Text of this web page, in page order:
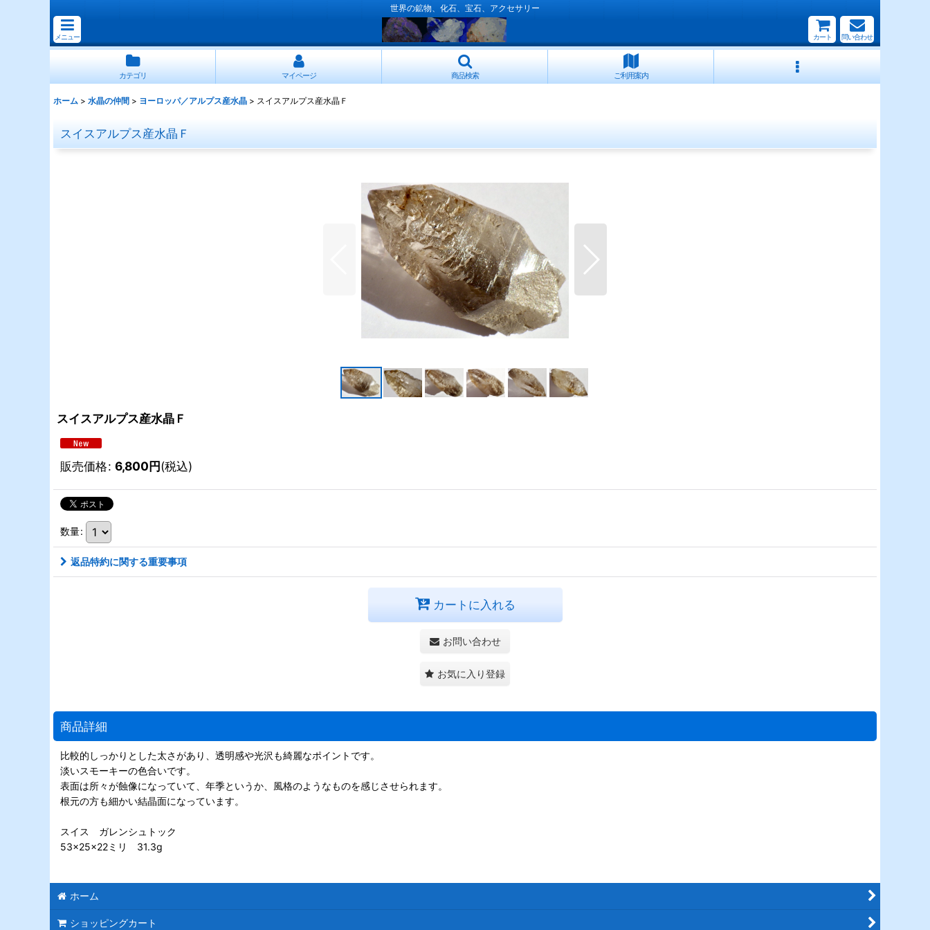
世界の鉱物、化石、宝石、アクセサリー
メニュー カート 問い合わせ
カテゴリ マイページ 商品検索 ご利用案内
ホーム > 水晶の仲間 > ヨーロッパ／アルプス産水晶 > スイスアルプス産水晶Ｆ
スイスアルプス産水晶Ｆ
スイスアルプス産水晶Ｆ
販売価格: 6,800円(税込)
数量:
返品特約に関する重要事項
カートに入れる
お問い合わせ
お気に入り登録
商品詳細
比較的しっかりとした太さがあり、透明感や光沢も綺麗なポイントです。
淡いスモーキーの色合いです。
表面は所々が蝕像になっていて、年季というか、風格のようなものを感じさせられます。
根元の方も細かい結晶面になっています。
スイス ガレンシュトック
53×25×22ミリ 31.3g
ホーム
ショッピングカート